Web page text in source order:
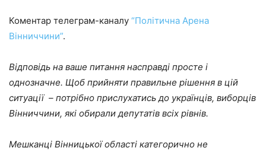
Коментар телеграм-каналу “Політична Арена
Вінниччини”.
Відповідь на ваше питання насправді просте і
однозначне. Щоб прийняти правильне рішення в цій
ситуації – потрібно прислухатись до українців, виборців
Вінниччини, які обирали депутатів всіх рівнів.
Мешканці Вінницької області категорично не